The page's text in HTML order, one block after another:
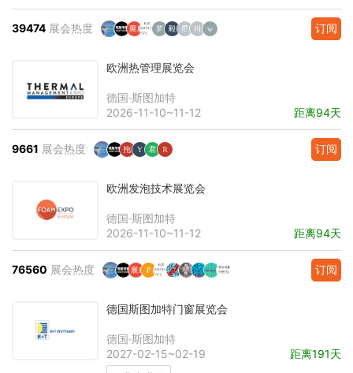
39474 展会热度 订阅
欧洲热管理展览会
德国·斯图加特
2026-11-10~11-12
距离94天
9661 展会热度 订阅
欧洲发泡技术展览会
德国·斯图加特
2026-11-10~11-12
距离94天
76560 展会热度 订阅
德国斯图加特门窗展览会
德国·斯图加特
2027-02-15~02-19
距离191天